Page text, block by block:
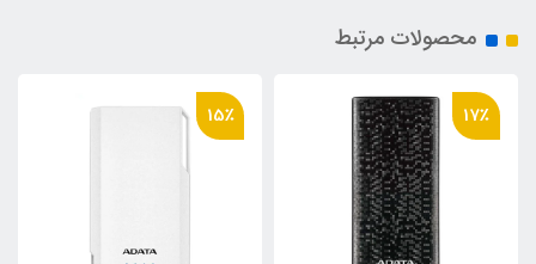
محصولات مرتبط
17٪ 15٪